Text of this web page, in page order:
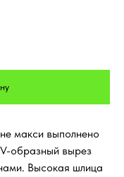
макси выполнено
образный вырез
Высокая шлица